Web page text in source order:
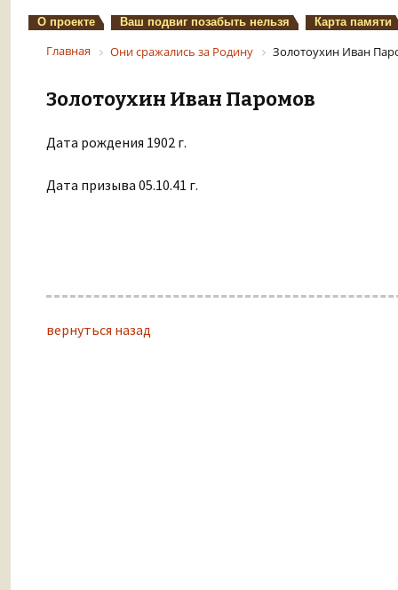
О проекте Ваш подвиг позабыть нельзя Карта памяти
Главная Они сражались за Родину Золотоухин Иван
Золотоухин Иван Паромов
Дата рождения 1902 г.
Дата призыва 05.10.41 г.
вернуться назад